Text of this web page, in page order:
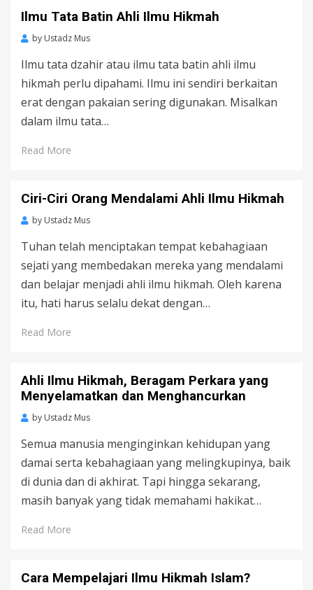
Ilmu Tata Batin Ahli Ilmu Hikmah
by Ustadz Mus
Ilmu tata dzahir atau ilmu tata batin ahli ilmu
hikmah perlu dipahami. Ilmu ini sendiri berkaitan
erat dengan pakaian sering digunakan. Misalkan
dalam ilmu tata…
Read More
Ciri-Ciri Orang Mendalami Ahli Ilmu Hikmah
by Ustadz Mus
Tuhan telah menciptakan tempat kebahagiaan
sejati yang membedakan mereka yang mendalami
dan belajar menjadi ahli ilmu hikmah. Oleh karena
itu, hati harus selalu dekat dengan…
Read More
Ahli Ilmu Hikmah, Beragam Perkara yang
Menyelamatkan dan Menghancurkan
by Ustadz Mus
Semua manusia menginginkan kehidupan yang
damai serta kebahagiaan yang melingkupinya, baik
di dunia dan di akhirat. Tapi hingga sekarang,
masih banyak yang tidak memahami hakikat…
Read More
Cara Mempelajari Ilmu Hikmah Islam?